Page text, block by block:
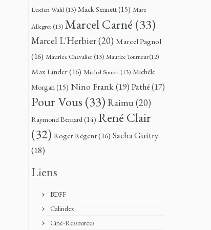
Lucien Wahl (13) Mack Sennett(15) Marc
Allegret (13) Marcel Carné (33)
Marcel L'Herbier(20) Marcel Pagnol
(16) Maurice Chevalier (13) Maurice Tourneur(12)
Max Linder(16) Michel Simon (13) Michèle
Morgan(15) Nino Frank(19) Pathé(17)
Pour Vous (33) Raimu(20)
Raymond Bernard(14) René Clair
(32) Roger Régent(16) Sacha Guitry
(18)
Liens
BDFF
Calindex
Ciné-Ressources